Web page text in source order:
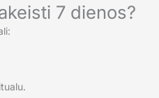
7 dienos?